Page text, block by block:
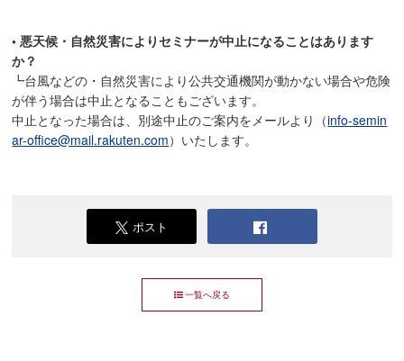
• 悪天候・自然災害によりセミナーが中止になることはあります
か？
┗台風などの・自然災害により公共交通機関が動かない場合や危険
が伴う場合は中止となることもございます。
中止となった場合は、別途中止のご案内をメールより（info-semin
ar-office@mail.rakuten.com）いたします。
ポスト
一覧へ戻る